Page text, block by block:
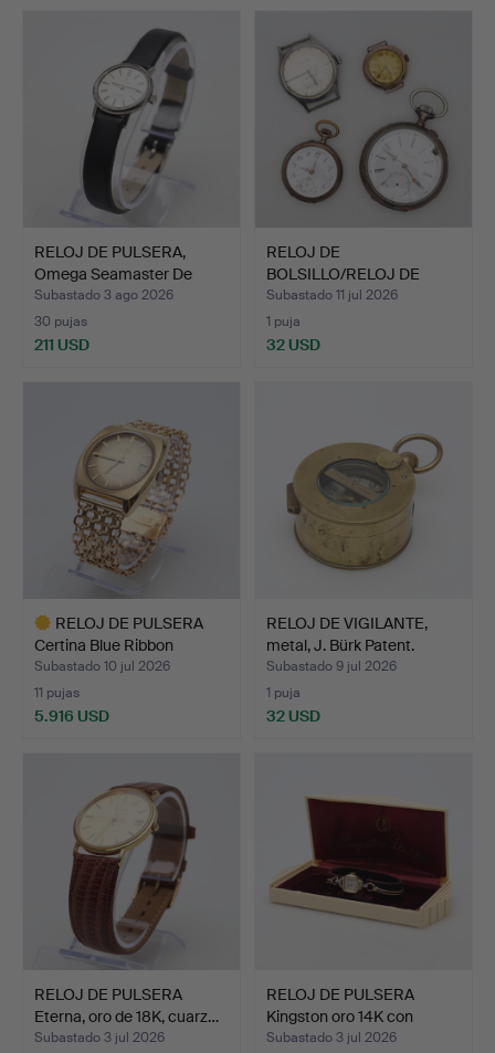
RELOJ DE PULSERA,
Omega Seamaster De
Ville…
Subastado 3 ago 2026
30 pujas
211 USD
RELOJ DE
BOLSILLO/RELOJ DE
PULSERA 4 pieza…
Subastado 11 jul 2026
1 puja
32 USD
RELOJ DE PULSERA
Certina Blue Ribbon
Autom…
Subastado 10 jul 2026
11 pujas
5.916 USD
RELOJ DE VIGILANTE,
metal, J. Bürk Patent.
Subastado 9 jul 2026
1 puja
32 USD
RELOJ DE PULSERA
Eterna, oro de 18K, cuarz…
Subastado 3 jul 2026
RELOJ DE PULSERA
Kingston oro 14K con
diam…
Subastado 3 jul 2026